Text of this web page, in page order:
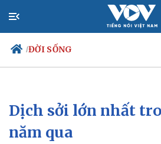
/ĐỜI SỐNG
Chính trị
Đảng
Tổ chức nhân sự
Xã
Dịch sởi lớn nhất
năm qua